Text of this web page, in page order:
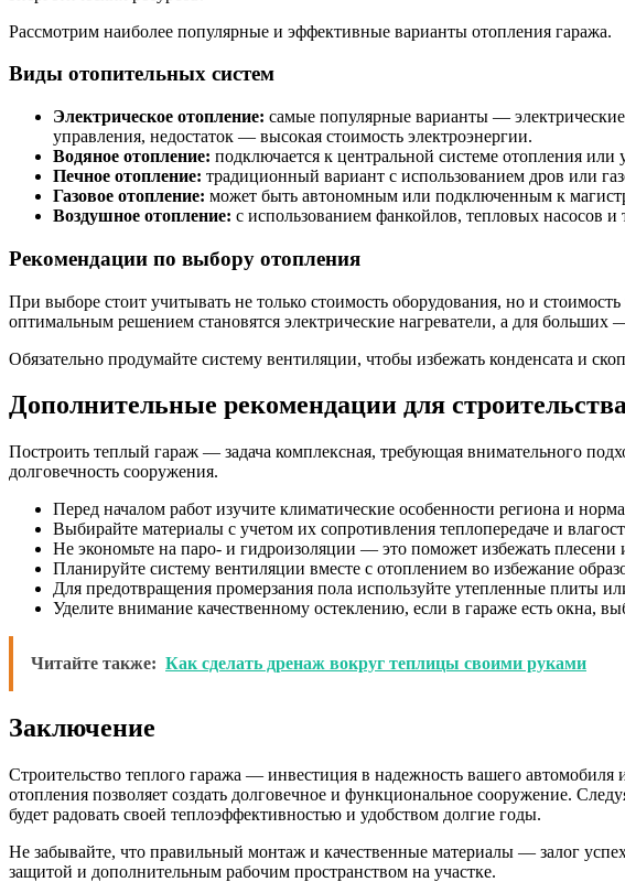
Рассмотрим наиболее популярные и эффективные варианты отопления гаража.
Виды отопительных систем
Электрическое отопление: самые популярные варианты —
управления, недостаток — высокая стоимость электроэнергии.
Водяное отопление: подключается к центральной системе отопления
Печное отопление: традиционный вариант с использованием дров или
Газовое отопление: может быть автономным или подключенным к
Воздушное отопление: с использованием фанкойлов, тепловых насосов
Рекомендации по выбору отопления
При выборе стоит учитывать не только стоимость оборудования, но и
оптимальным решением становятся электрические нагреватели, а для больших
Обязательно продумайте систему вентиляции, чтобы избежать конденсата и
Дополнительные рекомендации для
Построить теплый гараж — задача комплексная, требующая внимательного
долговечность сооружения.
Перед началом работ изучите климатические особенности региона и
Выбирайте материалы с учетом их сопротивления теплопередаче и
Не экономьте на паро- и гидроизоляции — это поможет избежать плесени
Планируйте систему вентиляции вместе с отоплением во избежание
Для предотвращения промерзания пола используйте утепленные плиты
Уделите внимание качественному остеклению, если в гараже есть окна,
Читайте также: Как сделать дренаж вокруг теплицы своими руками
Заключение
Строительство теплого гаража — инвестиция в надежность вашего
отопления позволяет создать долговечное и функциональное сооружение.
будет радовать своей теплоэффективностью и удобством долгие годы.
Не забывайте, что правильный монтаж и качественные материалы — залог
защитой и дополнительным рабочим пространством на участке.